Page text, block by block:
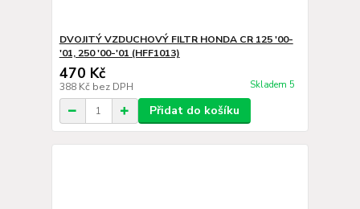
DVOJITÝ VZDUCHOVÝ FILTR HONDA CR 125 '00-
'01, 250 '00-'01 (HFF1013)
470 Kč
388 Kč bez DPH Skladem 5
Přidat do košíku